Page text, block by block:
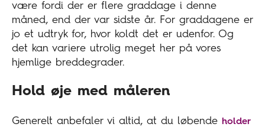
være fordi der er flere graddage i denne
måned, end der var sidste år. For graddagene er
jo et udtryk for, hvor koldt det er udenfor. Og
det kan variere utrolig meget her på vores
hjemlige breddegrader.
Hold øje med måleren
Generelt anbefaler vi altid, at du løbende holder